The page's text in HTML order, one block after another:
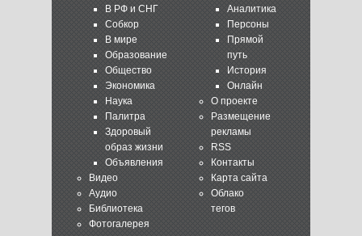
В РФ и СНГ
Собкор
В мире
Образование
Общество
Экономика
Наука
Палитра
Здоровый
образ жизни
Объявления
Видео
Аудио
Библиотека
Фотогалерея
Аналитика
Персоны
Прямой
путь
История
Онлайн
О проекте
Размещение
рекламы
RSS
Контакты
Карта сайта
Облако
тегов